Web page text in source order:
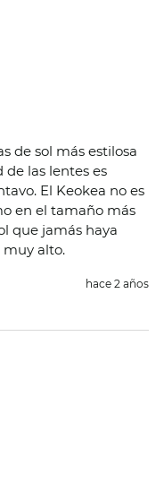
de sol más estilosa
las lentes es
El Keokea no es
en el tamaño más
que jamás haya
alto.
hace 2 años